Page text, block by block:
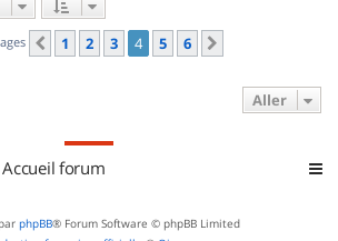
Précédent
1 2 3 4 5 6
Aller
Accueil forum
phpBB® Forum Software © phpBB Limited